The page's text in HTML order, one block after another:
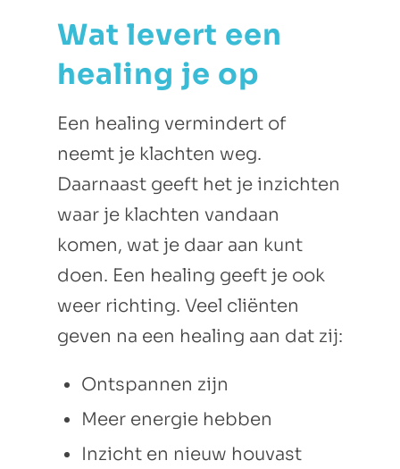
Wat levert een
healing je op
Een healing vermindert of
neemt je klachten weg.
Daarnaast geeft het je inzichten
waar je klachten vandaan
komen, wat je daar aan kunt
doen. Een healing geeft je ook
weer richting. Veel cliënten
geven na een healing aan dat zij:
Ontspannen zijn
Meer energie hebben
Inzicht en nieuw houvast